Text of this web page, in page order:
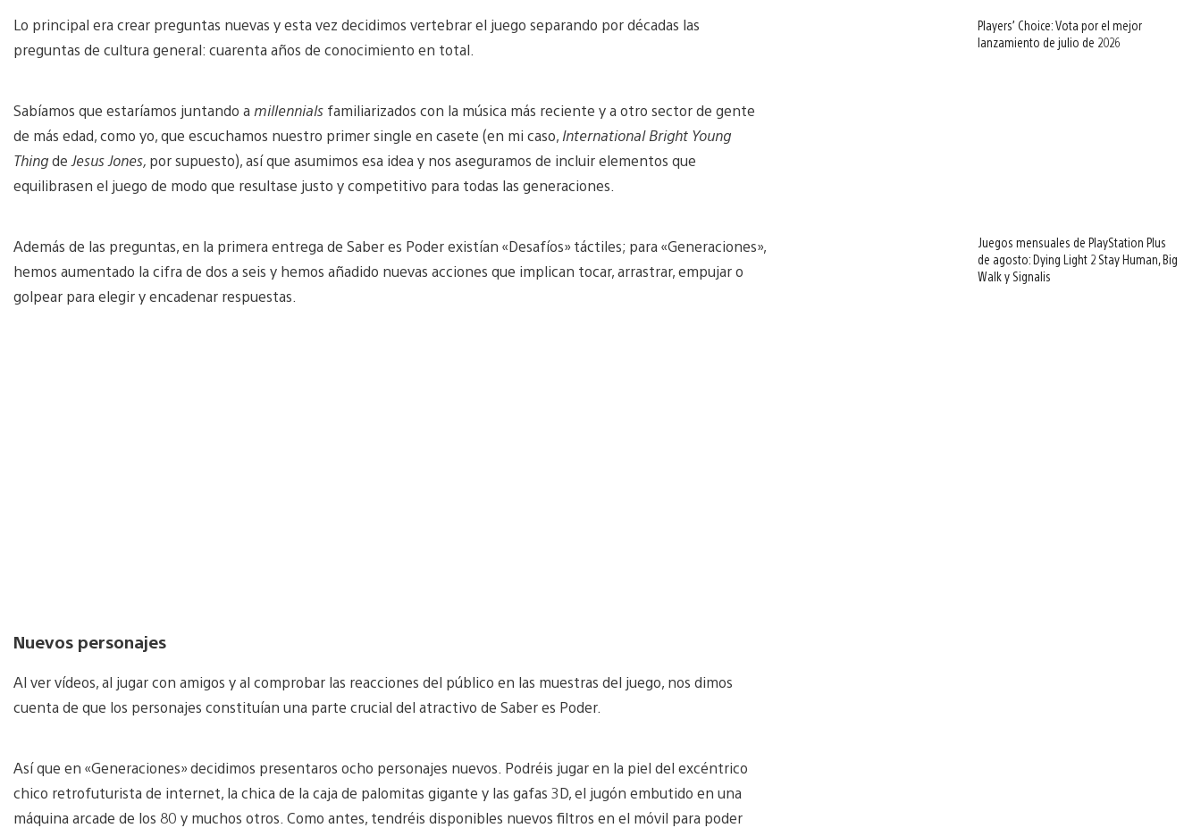
Lo principal era crear preguntas nuevas y esta vez decidimos vertebrar el juego separando por décadas las
preguntas de cultura general: cuarenta años de conocimiento en total.
Sabíamos que estaríamos juntando amillennials familiarizados con la música más reciente y a otro sector de gente
de más edad, como yo, que escuchamos nuestro primer single en casete (en mi caso,International Bright Young
ThingdeJesus Jones, por supuesto), así que asumimos esa idea y nos aseguramos de incluir elementos que
equilibrasen el juego de modo que resultase justo y competitivo para todas las generaciones.
Además de las preguntas, en la primera entrega de Saber es Poder existían «Desafíos» táctiles; para «Generaciones»,
hemos aumentado la cifra de dos a seis y hemos añadido nuevas acciones que implican tocar, arrastrar, empujar o
golpear para elegir y encadenar respuestas.
Nuevos personajes
Al ver vídeos, al jugar con amigos y al comprobar las reacciones del público en las muestras del juego, nos dimos
cuenta de que los personajes constituían una parte crucial del atractivo de Saber es Poder.
Así que en «Generaciones» decidimos presentaros ocho personajes nuevos. Podréis jugar en la piel del excéntrico
chico retrofuturista de internet, la chica de la caja de palomitas gigante y las gafas 3D, el jugón embutido en una
máquina arcade de los 80 y muchos otros. Como antes, tendréis disponibles nuevos filtros en el móvil para poder
Players’ Choice: Vota por el mejor
lanzamiento de julio de 2026
Juegos mensuales de PlayStation Plus
de agosto: Dying Light 2 Stay Human, Big
Walk y Signalis